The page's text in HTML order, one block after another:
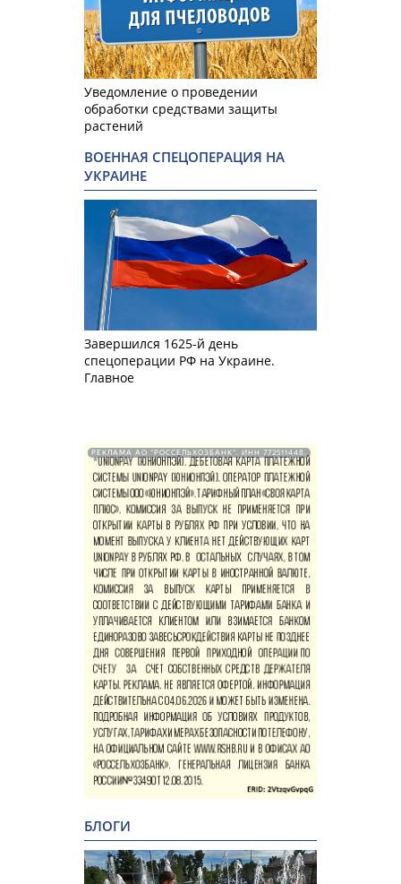
Уведомление о проведении
обработки средствами защиты
растений
ВОЕННАЯ СПЕЦОПЕРАЦИЯ НА
УКРАИНЕ
Завершился 1625-й день
спецоперации РФ на Украине.
Главное
РЕКЛАМА АО "РОССЕЛЬХОЗБАНК". ИНН 772511448.
БЛОГИ